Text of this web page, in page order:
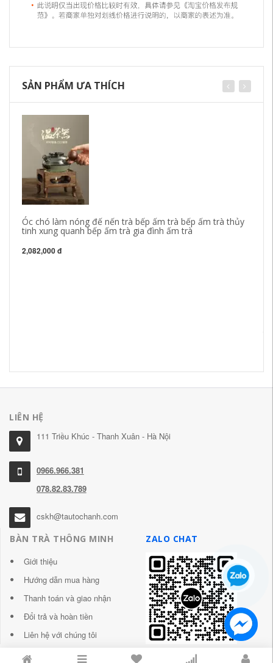
SẢN PHẨM ƯA THÍCH
Óc chó làm nóng đế nến trà bếp ấm trà bếp ấm trà thủy
tinh xung quanh bếp ấm trà gia đình ấm trà
2,082,000 đ
LIÊN HỆ
111 Triều Khúc - Thanh Xuân - Hà Nội
0966.966.381
078.82.83.789
cskh@tautochanh.com
BÀN TRÀ THÔNG MINH
Giới thiệu
Hướng dẫn mua hàng
Thanh toán và giao nhận
Đổi trả và hoàn tiền
Liên hệ với chúng tôi
ZALO CHAT